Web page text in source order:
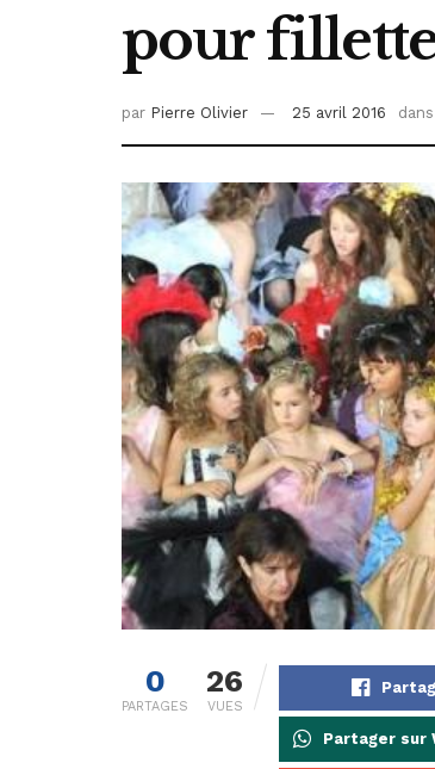
pour
par Pierre Olivier 25 avril 2016 dans
0
PARTAGES
26
VUES
Partager sur